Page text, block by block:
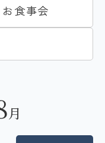
お食事会
月